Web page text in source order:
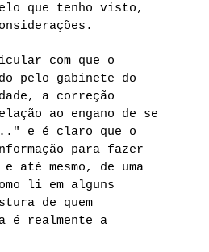
que tenho visto,
com que o
pelo gabinete do
a correção
ao engano de se
e é claro que o
para fazer
mesmo, de uma
li em alguns
de quem
é realmente a